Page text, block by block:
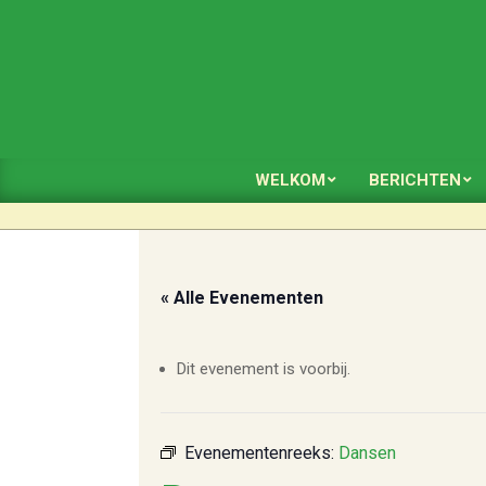
WELKOM BERICHTEN
« Alle Evenementen
Dit evenement is voorbij.
Evenementenreeks: Dansen